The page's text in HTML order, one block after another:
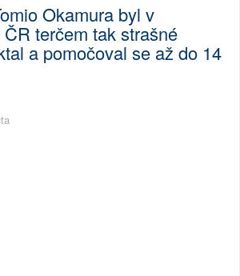
Okamura byl v
terčem tak strašné
a pomočoval se až do 14